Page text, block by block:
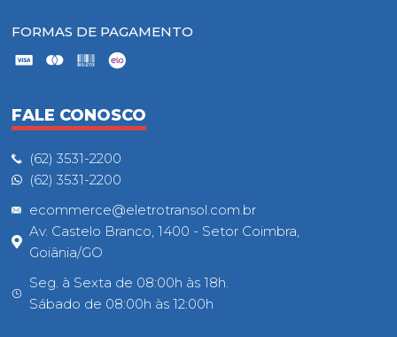
FORMAS DE PAGAMENTO
FALE CONOSCO
(62) 3531-2200
(62) 3531-2200
ecommerce@eletrotransol.com.br
Av. Castelo Branco, 1400 - Setor Coimbra,
Goiânia/GO
Seg. à Sexta de 08:00h às 18h.
Sábado de 08:00h às 12:00h